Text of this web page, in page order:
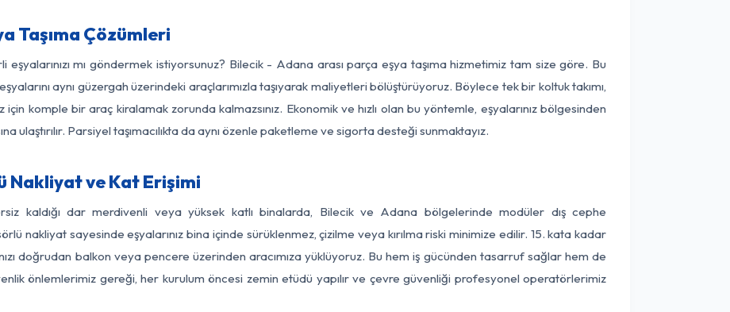
Taşıma Çözümleri
mı göndermek istiyorsunuz? Bilecik - Adana arası parça eşya taşıma hizmetimiz tam size göre. Bu
aynı güzergah üzerindeki araçlarımızla taşıyarak maliyetleri bölüştürüyoruz. Böylece tek bir koltuk takımı,
komple bir araç kiralamak zorunda kalmazsınız. Ekonomik ve hızlı olan bu yöntemle, eşyalarınız bölgesinden
ulaştırılır. Parsiyel taşımacılıkta da aynı özenle paketleme ve sigorta desteği sunmaktayız.
Nakliyat ve Kat Erişimi
kaldığı dar merdivenli veya yüksek katlı binalarda, Bilecik ve Adana bölgelerinde modüler dış cephe
nakliyat sayesinde eşyalarınız bina içinde sürüklenmez, çizilme veya kırılma riski minimize edilir. 15. kata kadar
doğrudan balkon veya pencere üzerinden aracımıza yüklüyoruz. Bu hem iş gücünden tasarruf sağlar hem de
önlemlerimiz gereği, her kurulum öncesi zemin etüdü yapılır ve çevre güvenliği profesyonel operatörlerimiz